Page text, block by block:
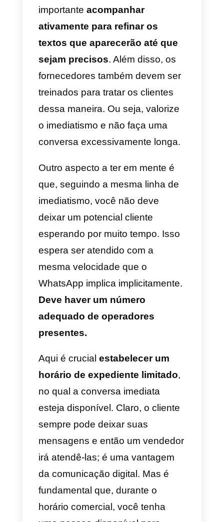
comunicação
A parte de configuração está
mas não adiantará nada sem um
bom anúncio. Deve ser atraente
não parecer invasivo. A chave
para isso está, além dos
Deveapontar muito bem de
forma visual o que você está
oferecendo. O apropriado é que
você entre em contato com
especialistas em design de
marketing digital para projetar
anúncio. Se a campanha for boa
e a forma da mensagem for boa,
ela chamará a atenção e
incentivará mais clientes em
potencial.
O outro problema está nas
mensagens escritas que você
configura. Eles devem ser
precisose encurtar o máximo
possível em palavras o que você
e o cliente desejam comunicar,